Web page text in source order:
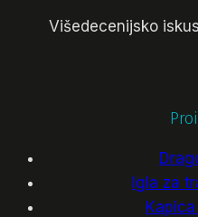
Višedecenijsko
Igla za